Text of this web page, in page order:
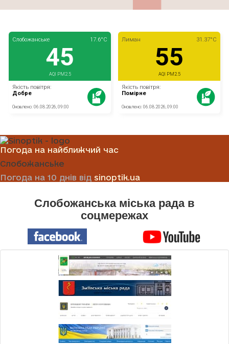
Погода на найближчий час
Слобожанське
Погода на 10 днів від sinoptik.ua
Слобожанська міська рада в
соцмережах